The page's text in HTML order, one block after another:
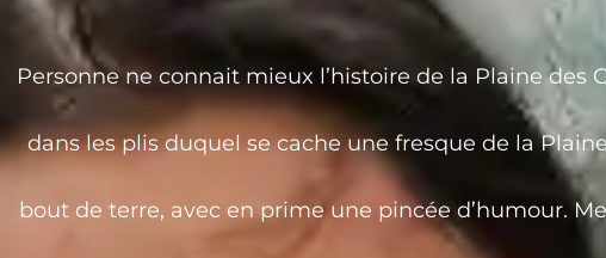
Personne ne connait mieux l’histoire de la Plaine
dans les plis duquel se cache une fresque de la
bout de terre, avec en prime une pincée d’humour.